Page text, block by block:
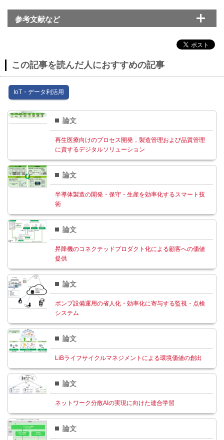
参考文献など
この記事を読んだ人におすすめの記事
IoT・データ利活⽤
論文
再生医療向けのプロセス開発，製造管理および品質管理
に資するデジタルソリューション
論文
半導体製造の開発・保守・生産を効率化するスマート技
術
論文
昇降機のコネクテッドプロダクト化による顧客への価値
提供
論文
ポンプ設備運用の省人化・効率化に寄与する監視・点検
システム
論文
LiBライフサイクルマネジメントによる環境価値の創出
論文
ネットワーク分散AIの実現に向けた連合学習
論文